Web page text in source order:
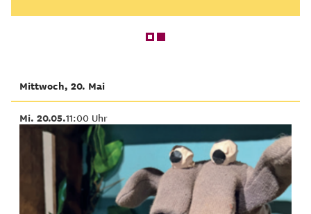
Mittwoch, 20. Mai
Mi. 20.05.11:00 Uhr